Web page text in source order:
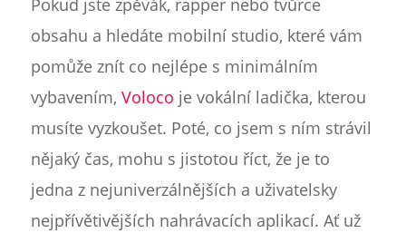
Pokud jste zpěvák, rapper nebo tvůrce
obsahu a hledáte mobilní studio, které vám
pomůže znít co nejlépe s minimálním
vybavením, Voloco je vokální ladička, kterou
musíte vyzkoušet. Poté, co jsem s ním strávil
nějaký čas, mohu s jistotou říct, že je to
jedna z nejuniverzálnějších a uživatelsky
nejpřívětivějších nahrávacích aplikací. Ať už